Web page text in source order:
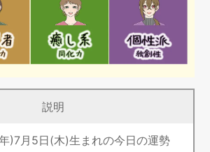
説明
)7月5日(木)生まれの今日の運勢